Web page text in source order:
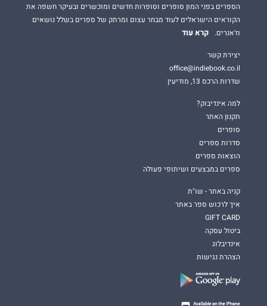
הספרים בפני המון סופרים וסופרות חדשים ומוכשרים ובעיקר חשפה את
הקוראים הישראלים לעוד מבחר עצום ומרתק של ספרים בשלל נושאים
וז'אנרים.
קרא עוד
יצירת קשר
office@indiebook.co.il
שדרות הרכס 13, מודיעין
למה אינדיבוק?
תקנון האתר
סופרים
סדרות ספרים
הוצאות ספרים
ספרים במבצעים ושיתופי פעולה
קניה באתר - שו"ת
איך לרכוש ספר באתר
GIFT CARD
ביטול עסקה
אינדיבלוג
הצהרת נגישות